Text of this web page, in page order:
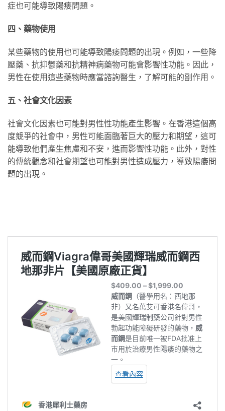
症也可能導致陽痿問題。
四、藥物使用
某些藥物的使用也可能導致陽痿問題的出現。例如，一些降
壓藥、抗抑鬱藥和抗精神病藥物可能會影響性功能。因此，
男性在使用這些藥物時應當諮詢醫生，了解可能的副作用。
五、社會文化因素
社會文化因素也可能對男性性功能產生影響。在香港這個高
度競爭的社會中，男性可能面臨著巨大的壓力和期望，這可
能導致他們產生焦慮和不安，進而影響性功能。此外，對性
的傳統觀念和社會期望也可能對男性造成壓力，導致陽痿問
題的出現。